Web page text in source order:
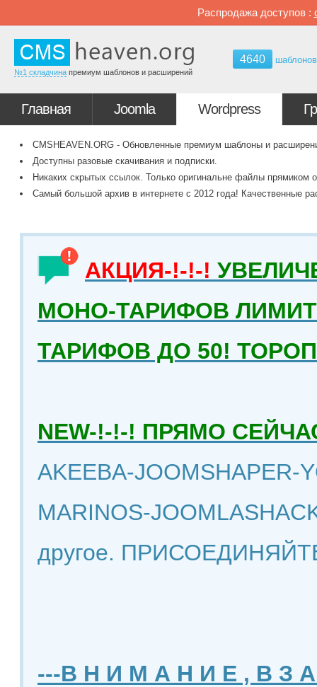
Распродажа доступов :
№1 складчина премиум шаблонов и расширений
4640 шаблонов
Главная Joomla Wordpress
CMSHEAVEN.ORG - Обновленные премиум шаблоны и
Доступны разовые скачивания и подписки.
Никаких скрытых ссылок. Только оригинальне файлы прямиком
Самый большой архив в интернете с 2012 года! Качественные
АКЦИЯ-!-!-!
МОНО-ТАРИФОВ
ТАРИФОВ ДО 50!
NEW-!-!-! ПРЯМО
AKEEBA-JOOMSHAPER-
MARINOS-
другое.
---В Н И М А Н И Е , В З